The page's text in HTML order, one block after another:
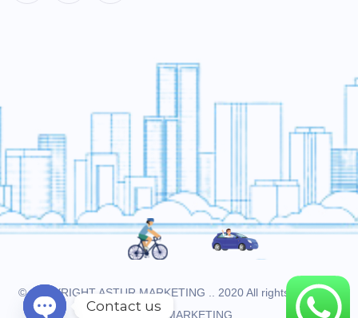
© COPYRIGHT ASTUR MARKETING .. 2020 All rights reserved.
ASTUR MARKETING
Contact us